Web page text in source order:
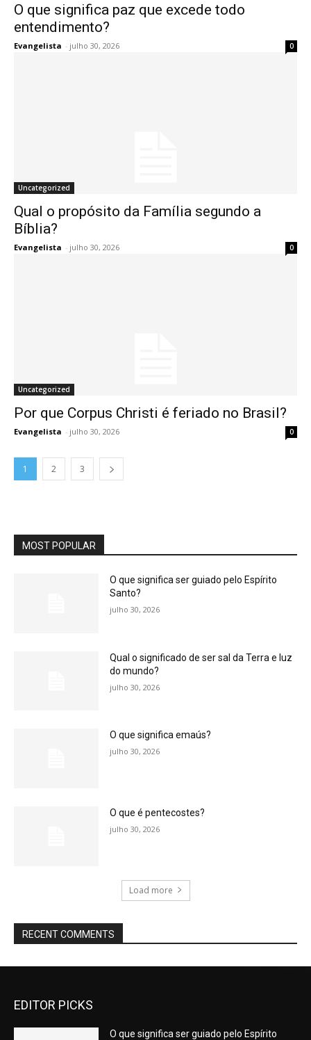
O que significa paz que excede todo
entendimento?
Evangelista - julho 30, 2026 0
Uncategorized
Qual o propósito da Família segundo a
Bíblia?
Evangelista - julho 30, 2026 0
Uncategorized
Por que Corpus Christi é feriado no Brasil?
Evangelista - julho 30, 2026 0
1 2 3
MOST POPULAR
O que significa ser guiado pelo Espírito
Santo?
julho 30, 2026
Qual o significado de ser sal da Terra e luz
do mundo?
julho 30, 2026
O que significa emaús?
julho 30, 2026
O que é pentecostes?
julho 30, 2026
Load more
RECENT COMMENTS
EDITOR PICKS
O que significa ser guiado pelo Espírito